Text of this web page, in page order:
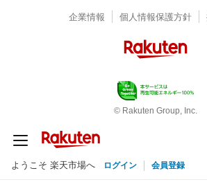
企業情報 個人情報保護方針
© Rakuten Group, Inc.
ようこそ 楽天市場へ ログイン 会員登録